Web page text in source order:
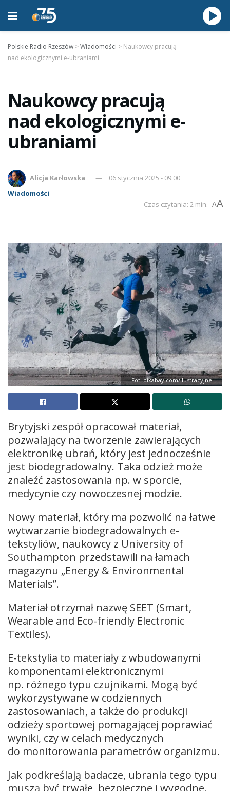
Polskie Radio Rzeszów >Wiadomości > Naukowcy pracują
nad ekologicznymi e-ubraniami
Naukowcy pracują
nad ekologicznymi e-
ubraniami
Alicja Karłowska
06 stycznia 2025 - 09:00
Wiadomości
Czas czytania: 2 min. AA
Fot. pixabay.com/ilustracyjne
Brytyjski zespół opracował materiał,
pozwalający na tworzenie zawierających
elektronikę ubrań, który jest jednocześnie
jest biodegradowalny. Taka odzież może
znaleźć zastosowania np. w sporcie,
medycynie czy nowoczesnej modzie.
Nowy materiał, który ma pozwolić na łatwe
wytwarzanie biodegradowalnych e-
tekstyliów, naukowcy z University of
Southampton przedstawili na łamach
magazynu „Energy & Environmental
Materials”.
Materiał otrzymał nazwę SEET (Smart,
Wearable and Eco-friendly Electronic
Textiles).
E-tekstylia to materiały z wbudowanymi
komponentami elektronicznymi
np. różnego typu czujnikami. Mogą być
wykorzystywane w codziennych
zastosowaniach, a także do produkcji
odzieży sportowej pomagającej poprawiać
wyniki, czy w celach medycznych
do monitorowania parametrów organizmu.
Jak podkreślają badacze, ubrania tego typu
muszą być trwałe, bezpieczne i wygodne.